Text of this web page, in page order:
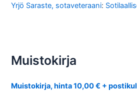
Yrjö Saraste, sotaveteraani:
Muistokirja
Muistokirja, hinta 10,00 € +